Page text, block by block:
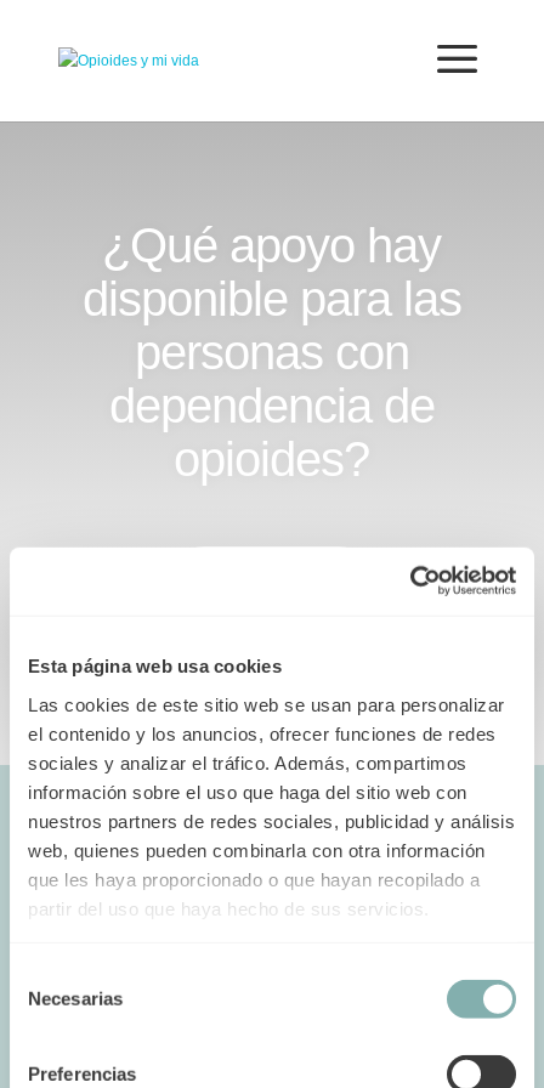
Esta página web usa cookies
Las cookies de este sitio web se usan para personalizar
el contenido y los anuncios, ofrecer funciones de redes
sociales y analizar el tráfico. Además, compartimos
información sobre el uso que haga del sitio web con
nuestros partners de redes sociales, publicidad y análisis
web, quienes pueden combinarla con otra información
que les haya proporcionado o que hayan recopilado a
partir del uso que haya hecho de sus servicios.
Necesarias
Preferencias
¿Qué apoyo hay
disponible para las
personas con
dependencia de
opioides?
Grupos de apoyo y servicios de
un desafío, porque es una enfermedad